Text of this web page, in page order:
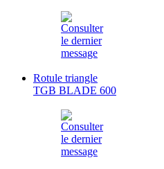
Rotule triangle
TGB BLADE 600